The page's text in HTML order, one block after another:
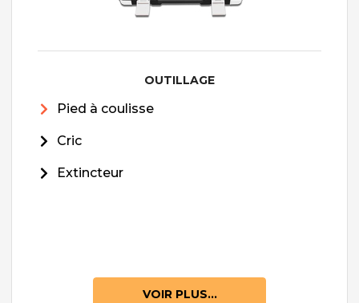
OUTILLAGE
Pied à coulisse
Cric
Extincteur
VOIR PLUS...